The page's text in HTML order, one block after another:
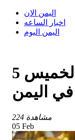
اليمن الان
اخبار الساعه
اليمن اليوم
أسعار الذهب اليوم الخميس 5
224 مشاهدة
05 Feb